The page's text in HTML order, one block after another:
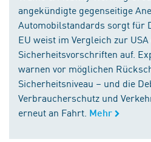
angekündigte gegenseitige
Automobilstandards sorgt für
EU weist im Vergleich zur
Sicherheitsvorschriften auf.
warnen vor möglichen
Sicherheitsniveau – und die
Verbraucherschutz und
erneut an Fahrt. Mehr